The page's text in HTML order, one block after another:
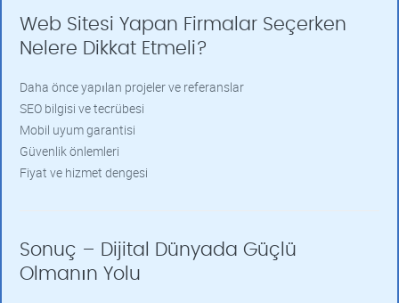
Web Sitesi Yapan Firmalar Seçerken
Nelere Dikkat Etmeli?
Daha önce yapılan projeler ve referanslar
SEO bilgisi ve tecrübesi
Mobil uyum garantisi
Güvenlik önlemleri
Fiyat ve hizmet dengesi
Sonuç – Dijital Dünyada Güçlü
Olmanın Yolu